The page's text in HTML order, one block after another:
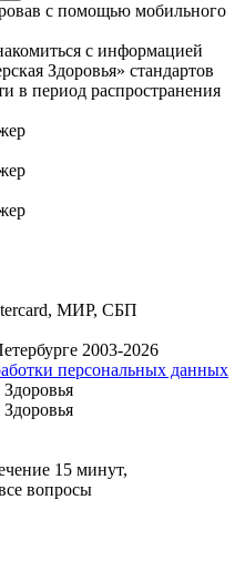
с помощью мобильного
с информацией
Здоровья» стандартов
в период распространения
2003-2026
персональных данных
15 минут,
вопросы